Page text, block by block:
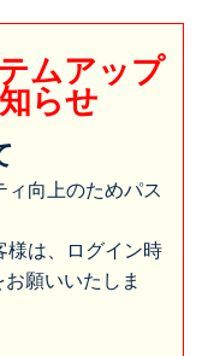
ムアップ
らせ
向上のためパス
様は、ログイン時
願いいたしま